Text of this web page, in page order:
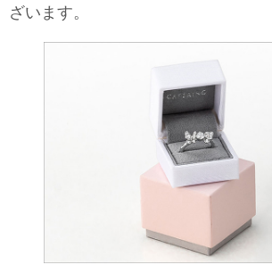
ざいます。